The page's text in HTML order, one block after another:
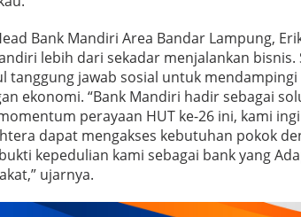
M
r
a
h
d
i
2
6
Bank Mandiri Area Bandar Lampung,
lebih dari sekadar menjalankan bisnis.
tanggung jawab sosial untuk
ekonomi. “Bank Mandiri hadir sebagai
perayaan HUT ke-26 ini, kami
dapat mengakses kebutuhan pokok
kepedulian kami sebagai bank yang
ujarnya.